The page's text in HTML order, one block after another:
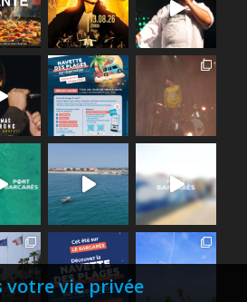
votre vie privée